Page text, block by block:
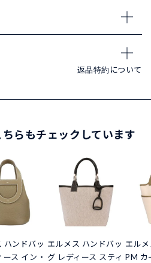
返品特約について
らもチェックしています
ハンドバッ
ース イン・
エルメス ハンドバッ
グ レディース スティ
エル
PM カ